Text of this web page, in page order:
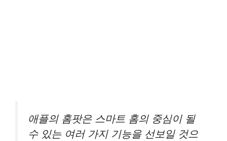
애플의 홈팟은 스마트 홈의 중심이 될
수 있는 여러 가지 기능을 선보일 것으